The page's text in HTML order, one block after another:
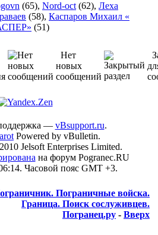
(65), Nord-oct (62), Леха
(58), Каспаров Михаил «
(51)
Нет
новых
сообщений
— vBsupport.ru.
Powered by vBulletin.
Jelsoft Enterprises Limited.
на форум Pogranec.RU
. Часовой пояс GMT +3.
Пограничные войска.
Граница. Поиск сослуживцев.
Погранец.ру - Вверх